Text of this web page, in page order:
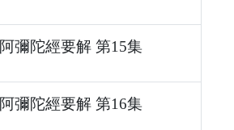
阿彌陀經要解 第15集
阿彌陀經要解 第16集